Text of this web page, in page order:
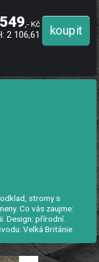
,- Kč
2 106,61
stromy s
Co vás zaujme:
Design: přírodní.
Velká Británie